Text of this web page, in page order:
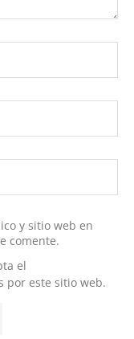
y sitio web en
comente.
el
por este sitio web.